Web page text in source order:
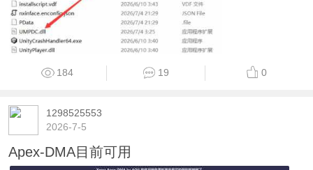
184 19 0
1298525553
2026-7-5
Apex-DMA目前可用